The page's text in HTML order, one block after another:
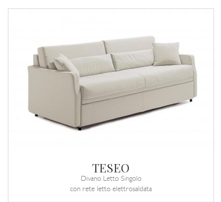
TESEO
Divano Letto Singolo
con rete letto elettrosaldata